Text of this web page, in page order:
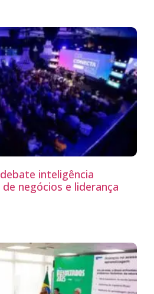
inteligência
negócios e liderança